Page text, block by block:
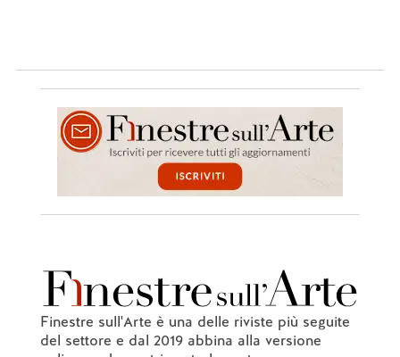
Finestre sull'Arte è una delle riviste più seguite
del settore e dal 2019 abbina alla versione